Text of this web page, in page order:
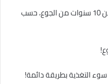
كل 5 ثواني يموت طفل عمره أقل من 10 سنوات من الجوع، حسب
التغذية بطريقة دائمة!